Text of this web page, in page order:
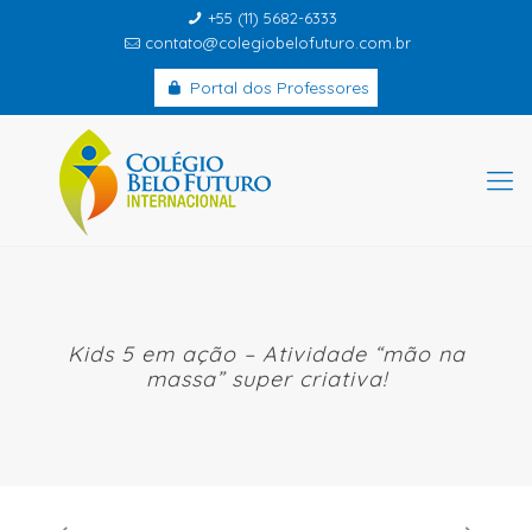
+55 (11) 5682-6333
contato@colegiobelofuturo.com.br
Portal dos Professores
Kids 5 em ação – Atividade “mão na
massa” super criativa!